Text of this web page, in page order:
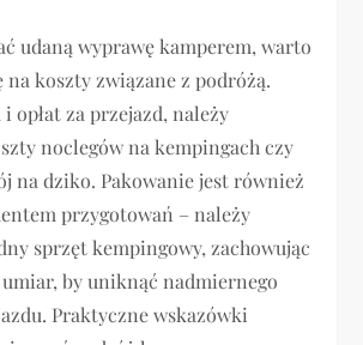
udaną wyprawę kamperem, warto
na koszty związane z podróżą.
opłat za przejazd, należy
noclegów na kempingach czy
na dziko. Pakowanie jest również
przygotowań – należy
sprzęt kempingowy, zachowując
by uniknąć nadmiernego
Praktyczne wskazówki